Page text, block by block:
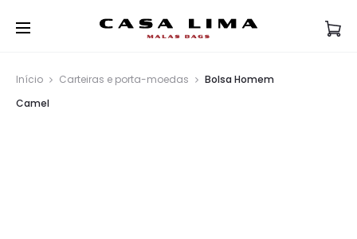
Início Carteiras e porta-moedas
Bolsa Homem
Camel